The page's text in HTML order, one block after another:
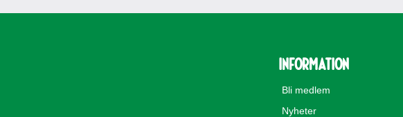
Information
Bli medlem
Nyheter